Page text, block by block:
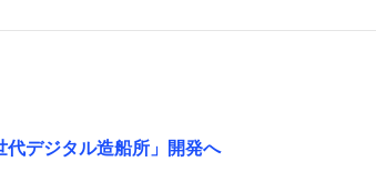
代デジタル造船所」開発へ